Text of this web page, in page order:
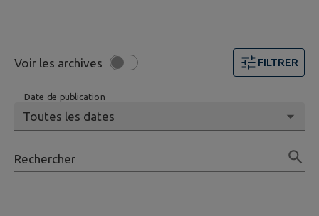
Voir les archives FILTRER
Date de publication
Rechercher